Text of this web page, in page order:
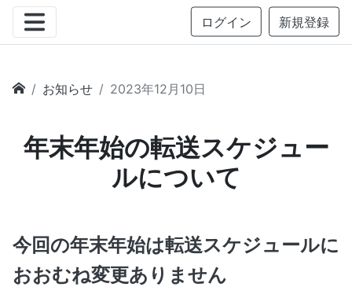
ログイン 新規登録
お知らせ 2023年12月10日
年末年始の転送スケジュー
ルについて
今回の年末年始は転送スケジュールに
おおむね変更ありません